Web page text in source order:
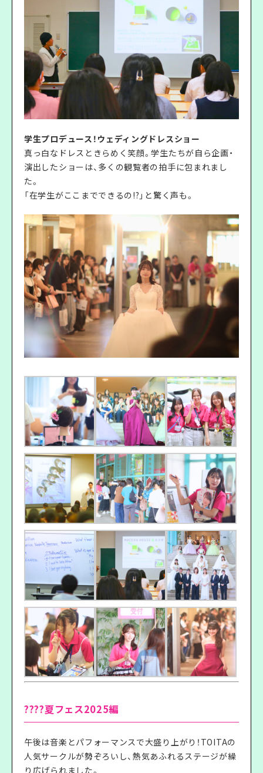
学生プロデュース！ウェディングドレスショー
真っ白なドレスときらめく笑顔。学生たちが自ら企画・
演出したショーは、多くの観覧者の拍手に包まれまし
た。
「在学生がここまでできるの!?」と驚く声も。
????夏フェス2025編
午後は音楽とパフォーマンスで大盛り上がり！TOITAの
人気サークルが勢ぞろいし、熱気あふれるステージが繰
り広げられました。